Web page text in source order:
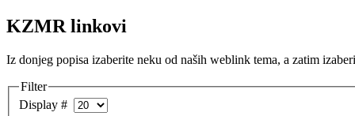
KZMR linkovi
Iz donjeg popisa izaberite neku od naših weblink tema, a zatim
Filter
Display #